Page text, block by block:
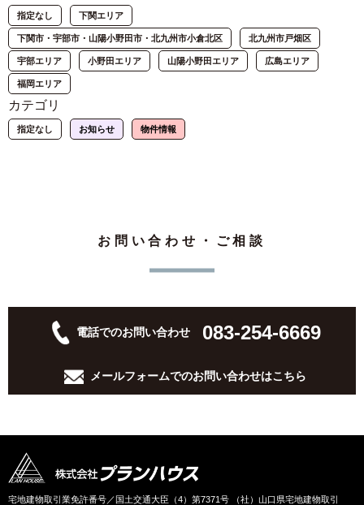
指定なし 下関エリア
下関市・宇部市・山陽小野田市・北九州市小倉北区 北九州市戸畑区
宇部エリア 小野田エリア 山陽小野田エリア 広島エリア
福岡エリア
カテゴリ
指定なし お知らせ 物件情報
お問い合わせ・ご相談
電話でのお問い合わせ 083-254-6669
メールフォームでのお問い合わせはこちら
宅地建物取引業免許番号／国土交通大臣（4）第7371号 （社）山口県宅地建物取引